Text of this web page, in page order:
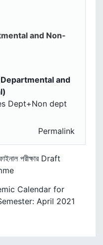
and Non-
and
Dept+Non dept
Permalink
পরীক্ষার Draft
Calendar for
April 2021